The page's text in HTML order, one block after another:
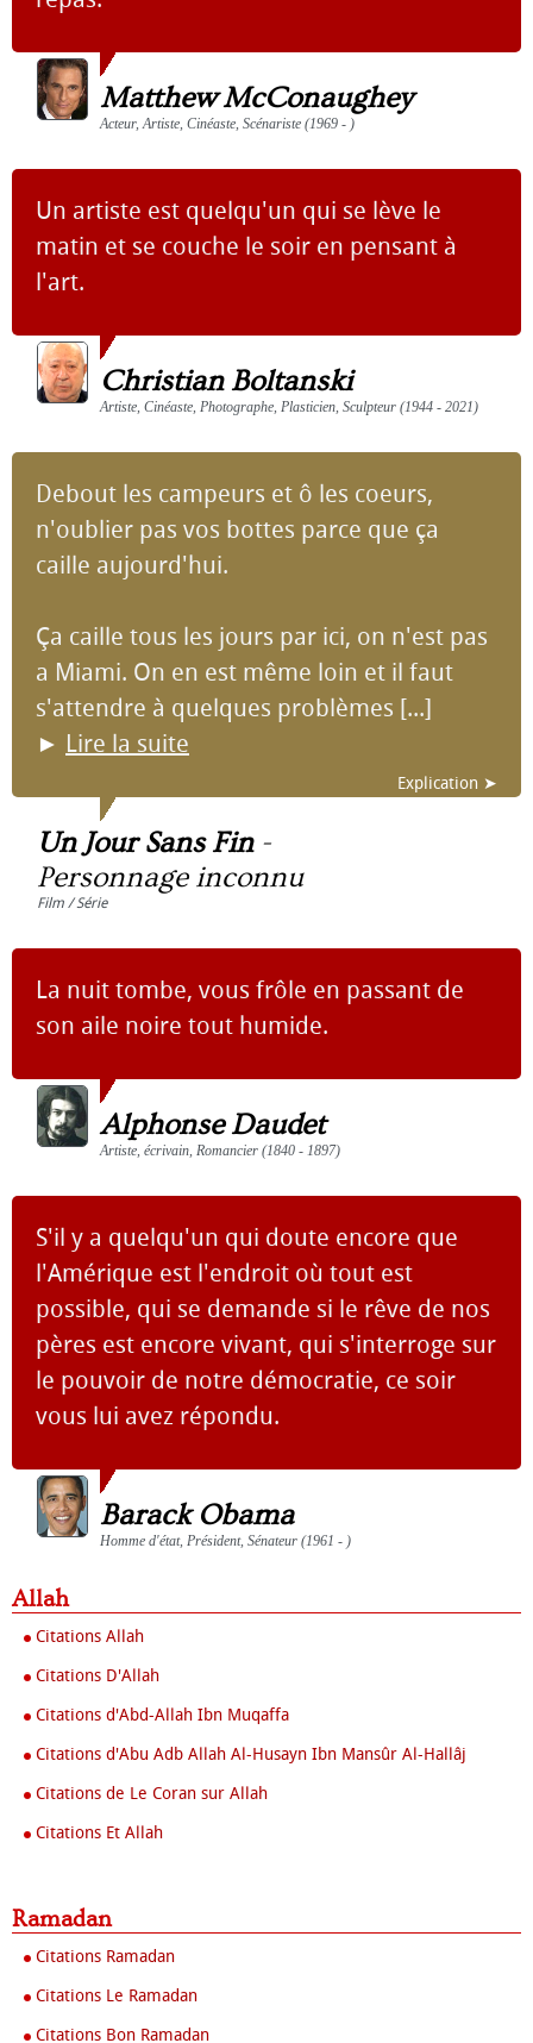
Matthew McConaughey
Acteur, Artiste, Cinéaste, Scénariste (1969 - )
Un artiste est quelqu'un qui se lève le
matin et se couche le soir en pensant à
l'art.
Christian Boltanski
Artiste, Cinéaste, Photographe, Plasticien, Sculpteur (1944 - 2021)
Debout les campeurs et ô les coeurs,
n'oublier pas vos bottes parce que ça
caille aujourd'hui.
Ça caille tous les jours par ici, on n'est pas
a Miami. On en est même loin et il faut
s'attendre à quelques problèmes [...]
► Lire la suite
Explication ➤
Un Jour Sans Fin-
Personnage inconnu
Film / Série
La nuit tombe, vous frôle en passant de
son aile noire tout humide.
Alphonse Daudet
Artiste, écrivain, Romancier (1840 - 1897)
S'il y a quelqu'un qui doute encore que
l'Amérique est l'endroit où tout est
possible, qui se demande si le rêve de nos
pères est encore vivant, qui s'interroge sur
le pouvoir de notre démocratie, ce soir
vous lui avez répondu.
Barack Obama
Homme d'état, Président, Sénateur (1961 - )
Allah
Citations Allah
Citations D'Allah
Citations d'Abd-Allah Ibn Muqaffa
Citations d'Abu Adb Allah Al-Husayn Ibn Mansûr Al-Hallâj
Citations de Le Coran sur Allah
Citations Et Allah
Ramadan
Citations Ramadan
Citations Le Ramadan
Citations Bon Ramadan